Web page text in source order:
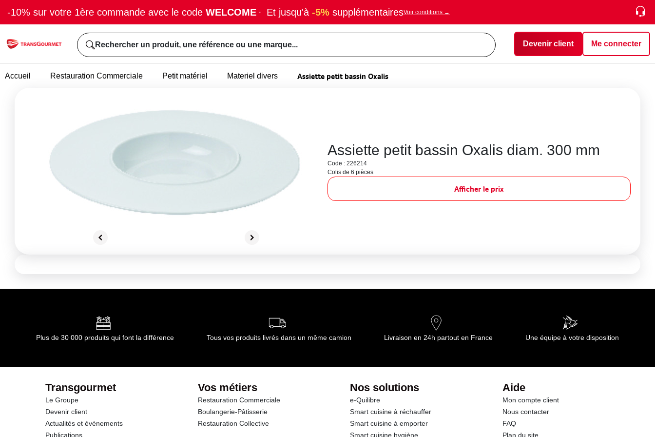
-10% sur votre 1ère commande avec le code WELCOME · Et jusqu'à -5% supplémentairesVoir conditions →
Rechercher un produit, une référence ou une marque... Devenir client Me connecter
Accueil Restauration Commerciale Petit matériel Materiel divers Assiette petit bassin Oxalis
Assiette petit bassin Oxalis diam. 300 mm
Code : 226214
Colis de 6 pièces
Afficher le prix
Plus de 30 000 produits qui font la différence Tous vos produits livrés dans un même camion Livraison en 24h partout en France Une équipe à votre disposition
Transgourmet
Le Groupe
Devenir client
Actualités et événements
Publications
Vos métiers
Restauration Commerciale
Boulangerie-Pâtisserie
Restauration Collective
Nos solutions
e-Quilibre
Smart cuisine à réchauffer
Smart cuisine à emporter
Smart cuisine hygiène
Aide
Mon compte client
Nous contacter
FAQ
Plan du site